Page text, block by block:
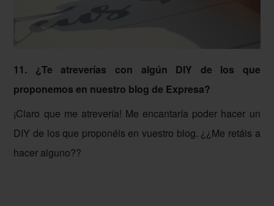
11. ¿Te atreverías con algún DIY de los que
proponemos en nuestro blog de Expresa?
¡Claro que me atrevería! Me encantaría poder hacer un
DIY de los que proponéis en vuestro blog. ¿¿Me retáis a
hacer alguno??